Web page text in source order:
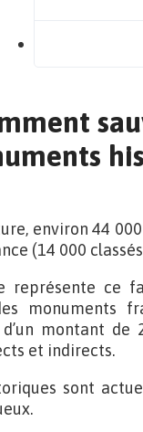
environ 44
(14 000
représente ce
monuments
montant de
et indirects.
sont